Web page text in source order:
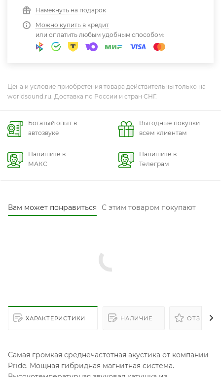
Намекнуть на подарок
Можно купить в кредит
или оплатить любым удобным способом:
Цена и условие приобретения товара действительны только на
worldsound.ru. Доставка по России и стран СНГ.
Богатый опыт в
автозвуке
Выгодные покупки
всем клиентам
Напишите в
МАКС
Напишите в
Телеграм
Вам может понравиться С этим товаром покупают
ХАРАКТЕРИСТИКИ НАЛИЧИЕ ОТЗЫВЫ
Самая громкая среднечастотная акустика от компании
Pride. Мощная гибридная магнитная система.